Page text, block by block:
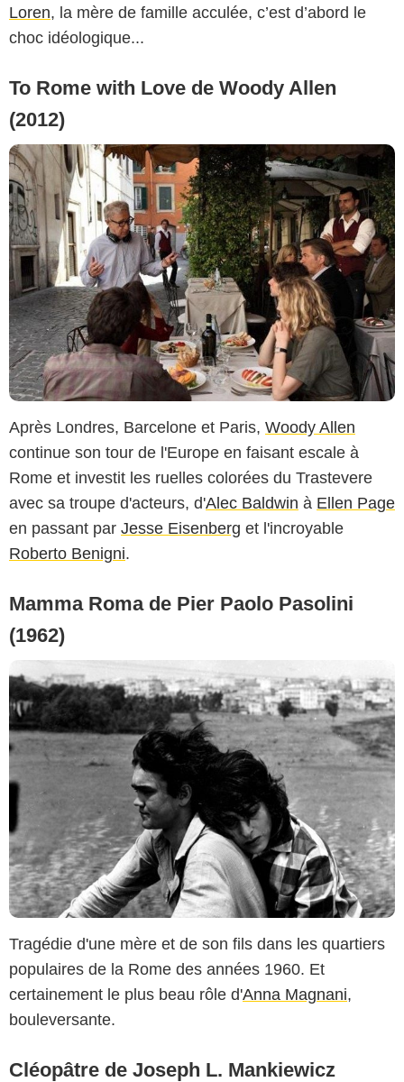
Loren, la mère de famille acculée, c’est d’abord le
choc idéologique...
To Rome with Love de Woody Allen
(2012)
Après Londres, Barcelone et Paris, Woody Allen
continue son tour de l'Europe en faisant escale à
Rome et investit les ruelles colorées du Trastevere
avec sa troupe d'acteurs, d'Alec Baldwin à Ellen Page
en passant par Jesse Eisenberg et l'incroyable
Roberto Benigni.
Mamma Roma de Pier Paolo Pasolini
(1962)
Tragédie d'une mère et de son fils dans les quartiers
populaires de la Rome des années 1960. Et
certainement le plus beau rôle d'Anna Magnani,
bouleversante.
Cléopâtre de Joseph L. Mankiewicz